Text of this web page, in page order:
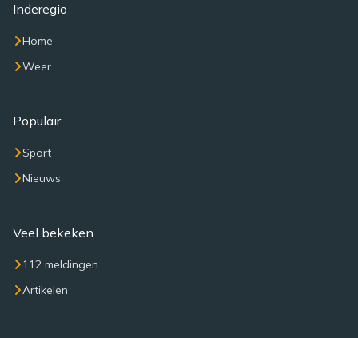
Inderegio
Home
Weer
Populair
Sport
Nieuws
Veel bekeken
112 meldingen
Artikelen